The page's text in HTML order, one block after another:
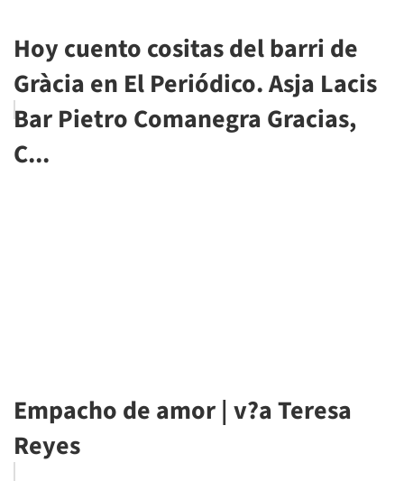
Hoy cuento cositas del barri de
Gràcia en El Periódico. Asja Lacis
Bar Pietro Comanegra Gracias,
C...
Empacho de amor | v?a Teresa
Reyes